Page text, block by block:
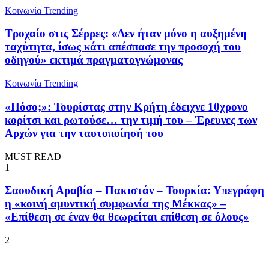
Κοινωνία Trending
Τροχαίο στις Σέρρες: «Δεν ήταν μόνο η αυξημένη
ταχύτητα, ίσως κάτι απέσπασε την προσοχή του
οδηγού» εκτιμά πραγματογνώμονας
Κοινωνία Trending
«Πόσο;»: Τουρίστας στην Κρήτη έδειχνε 10χρονο
κορίτσι και ρωτούσε… την τιμή του – Έρευνες των
Αρχών για την ταυτοποίησή του
MUST READ
1
Σαουδική Αραβία – Πακιστάν – Τουρκία: Υπεγράφη
η «κοινή αμυντική συμφωνία της Μέκκας» –
«Επίθεση σε έναν θα θεωρείται επίθεση σε όλους»
2